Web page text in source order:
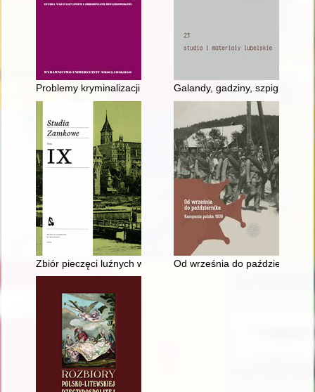
Problemy kryminalizacji szerzenia oraz gloryfikowania
Galandy, gadziny, szpigle,
Zbiór pieczęci luźnych w Centralnym Archiwum Zakonu
Od września do października :